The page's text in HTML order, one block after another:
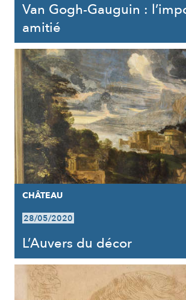
Van Gogh-Gauguin :
amitié
CHÂTEAU
28/05/2020
L’Auvers du décor